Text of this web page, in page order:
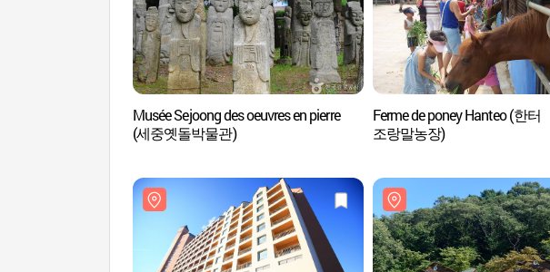
Musée Sejoong des oeuvres en pierre
(세중옛돌박물관)
Ferme de poney Hanteo (한터
조랑말농장)